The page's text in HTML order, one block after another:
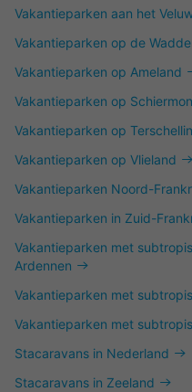
Vakantieparken aan het
Vakantieparken op de
Vakantieparken op Ameland
Vakantieparken op
Vakantieparken op
Vakantieparken op Vlieland
Vakantieparken Noord-
Vakantieparken in Zuid-
Vakantieparken met
Ardennen
Vakantieparken met
Vakantieparken met
Stacaravans in Nederland
Stacaravans in Zeeland